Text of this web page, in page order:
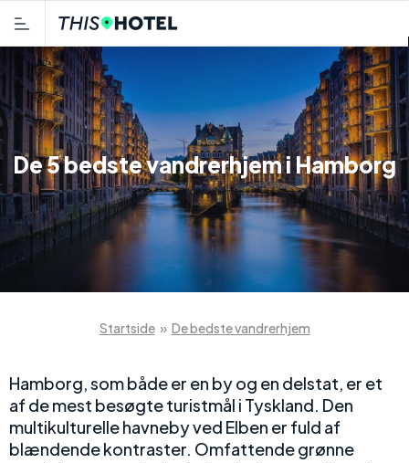
De 5 bedste vandrerhjem i Hamborg
Startside » De bedste vandrerhjem
Hamborg, som både er en by og en delstat, er et
af de mest besøgte turistmål i Tyskland. Den
multikulturelle havneby ved Elben er fuld af
blændende kontraster. Omfattende grønne